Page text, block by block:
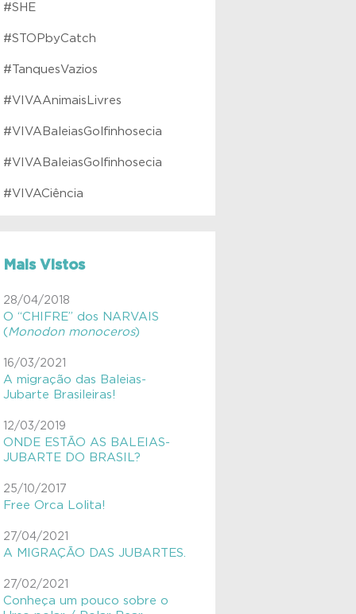
#SHE
#STOPbyCatch
#TanquesVazios
#VIVAAnimaisLivres
#VIVABaleiasGolfinhosecia
#VIVABaleiasGolfinhosecia
#VIVACiência
#VIVAfilhotes
#VIVAJulianaMolás
#VIVAnasEscolas
#VIVAPlanetaTerra
Aves
Aves migratórias
ExpediçãoVIVACinzAzul
Mais Vistos
28/04/2018
O “CHIFRE” dos NARVAIS
(Monodon monoceros)
16/03/2021
A migração das Baleias-
Jubarte Brasileiras!
12/03/2019
ONDE ESTÃO AS BALEIAS-
JUBARTE DO BRASIL?
25/10/2017
Free Orca Lolita!
27/04/2021
A MIGRAÇÃO DAS JUBARTES.
27/02/2021
Conheça um pouco sobre o